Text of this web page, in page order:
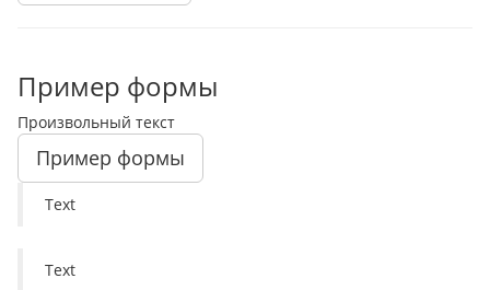
Пример формы
Произвольный текст
Пример формы
Text
Text